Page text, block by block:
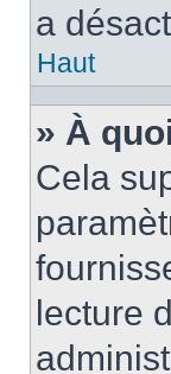
a
Haut
» À
Cela
lecture